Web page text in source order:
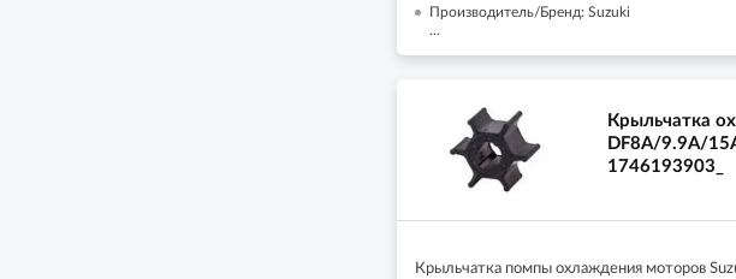
Производитель/Бренд: Suzuki
...
Крыльчатка
DF8A/9.9A/
1746193903_
Крыльчатка помпы охлаждения моторов